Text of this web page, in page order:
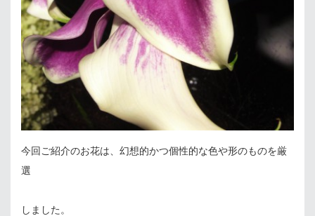
今回ご紹介のお花は、幻想的かつ個性的な色や形のものを厳
選
しました。